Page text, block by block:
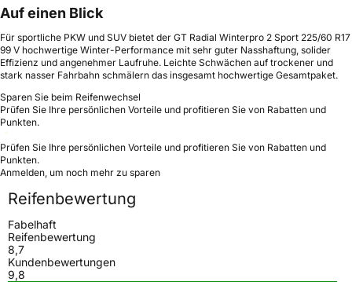
Auf einen Blick
Für sportliche PKW und SUV bietet der GT Radial Winterpro 2 Sport 225/60 R17
99 V hochwertige Winter-Performance mit sehr guter Nasshaftung, solider
Effizienz und angenehmer Laufruhe. Leichte Schwächen auf trockener und
stark nasser Fahrbahn schmälern das insgesamt hochwertige Gesamtpaket.
Sparen Sie beim Reifenwechsel
Prüfen Sie Ihre persönlichen Vorteile und profitieren Sie von Rabatten und
Punkten.
Prüfen Sie Ihre persönlichen Vorteile und profitieren Sie von Rabatten und
Punkten.
Anmelden, um noch mehr zu sparen
Reifenbewertung
Fabelhaft
Reifenbewertung
8,7
Kundenbewertungen
9,8